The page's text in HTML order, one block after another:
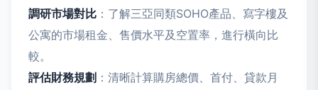
調研市場對比 ：了解三亞同類SOHO產品、寫字樓及
公寓的市場租金、售價水平及空置率，進行橫向比
較。
評估財務規劃 ：清晰計算購房總價、首付、貸款月